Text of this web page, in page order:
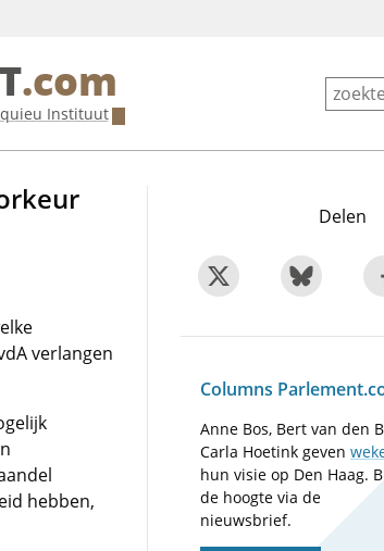
.com
Instituut
verlangen
hebben,
Delen
Columns
Anne Bos, Bert van den
Carla Hoetink geven
hun visie op Den Haag.
de hoogte via de
nieuwsbrief.